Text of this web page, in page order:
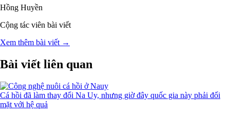
Hồng Huyền
Cộng tác viên bài viết
Xem thêm bài viết →
Bài viết liên quan
Cá hồi đã làm thay đổi Na Uy, nhưng giờ đây quốc gia này phải đối
mặt với hệ quả